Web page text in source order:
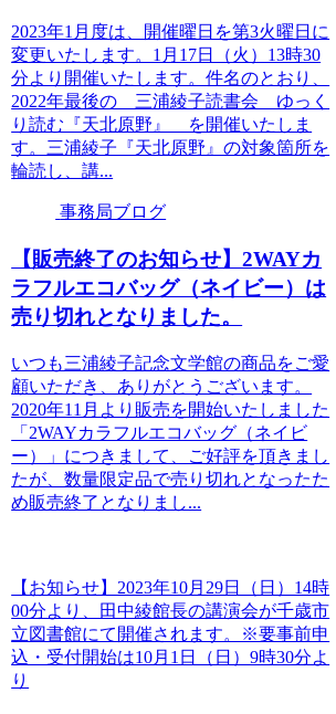
2023年1月度は、開催曜日を第3火曜日に
変更いたします。1月17日（火）13時30
分より開催いたします。件名のとおり、
2022年最後の 三浦綾子読書会 ゆっく
り読む『天北原野』 を開催いたしま
す。三浦綾子『天北原野』の対象箇所を
輪読し、講...
事務局ブログ
【販売終了のお知らせ】2WAYカ
ラフルエコバッグ（ネイビー）は
売り切れとなりました。
いつも三浦綾子記念文学館の商品をご愛
顧いただき、ありがとうございます。
2020年11月より販売を開始いたしました
「2WAYカラフルエコバッグ（ネイビ
ー）」につきまして、ご好評を頂きまし
たが、数量限定品で売り切れとなったた
め販売終了となりまし...
【お知らせ】2023年10月29日（日）14時
00分より、田中綾館長の講演会が千歳市
立図書館にて開催されます。※要事前申
込・受付開始は10月1日（日）9時30分よ
り